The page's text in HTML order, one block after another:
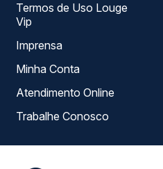
Termos de Uso Louge
Vip
Imprensa
Minha Conta
Atendimento Online
Trabalhe Conosco